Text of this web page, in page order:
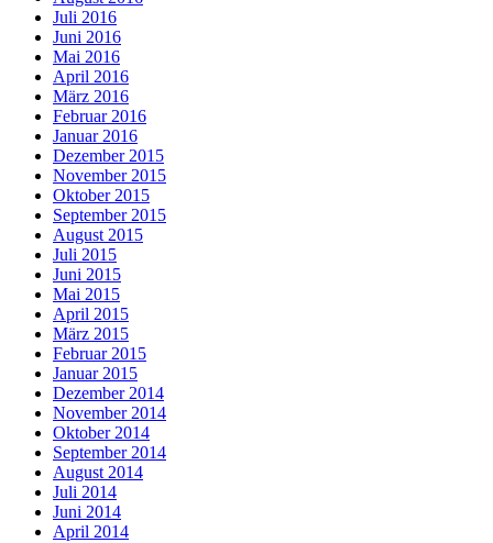
Juli 2016
Juni 2016
Mai 2016
April 2016
März 2016
Februar 2016
Januar 2016
Dezember 2015
November 2015
Oktober 2015
September 2015
August 2015
Juli 2015
Juni 2015
Mai 2015
April 2015
März 2015
Februar 2015
Januar 2015
Dezember 2014
November 2014
Oktober 2014
September 2014
August 2014
Juli 2014
Juni 2014
April 2014